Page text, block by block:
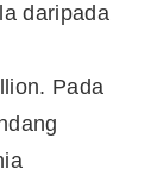
daripada
Pada